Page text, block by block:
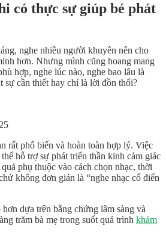
có thực sự giúp bé phát
nghe nhiều người khuyên nên cho
hơn. Nhưng mình cũng hoang mang
hợp, nghe lúc nào, nghe bao lâu là
cần thiết hay chỉ là lời đồn thổi?
rất phổ biến và hoàn toàn hợp lý. Việc
thể hỗ trợ sự phát triển thần kinh cảm giác
phụ thuộc vào cách chọn nhạc, thời
không đơn giản là “nghe nhạc cổ điển
dựa trên bằng chứng lâm sàng và
trăm bà mẹ trong suốt quá trình khám